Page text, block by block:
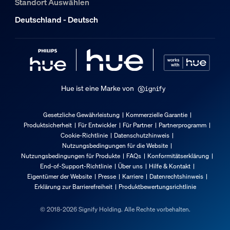
8718696170601
Nettogewicht
2,12 kg
Bruttogewicht
2,96 kg
207 mm
322 mm
Material-Nummer (12NC)
915005732701
Produktabmessungen und -gewicht
Deutschland - Deutsch
Hue ist eine Marke von
Gesetzliche Gewährleistung
Kommerzielle Garantie
Produktsicherheit
Für Entwickler Für Partner
Partnerprogramm
Cookie-Richtlinie
Datenschutzhinweis
Nutzungsbedingungen für die Website
Nutzungsbedingungen für Produkte
FAQs
Konformitätserklärung
End-of-Support-Richtlinie
Über uns
Hilfe & Kontakt
Eigentümer der Website
Presse Karriere
Datenrechtshinweis
Erklärung zur Barrierefreiheit
Produktbewertungsrichtlinie
© 2018-2026 Signify Holding. Alle Rechte vorbehalten.